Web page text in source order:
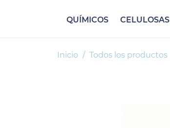
QUÍMICOS CELULOSAS
Inicio Todos los productos